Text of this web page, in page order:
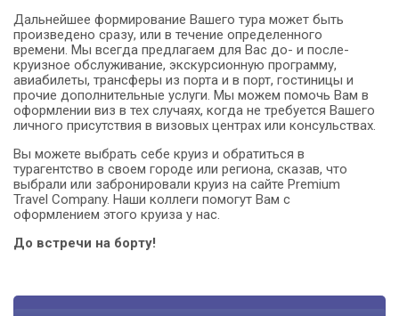
Дальнейшее формирование Вашего тура может быть
произведено сразу, или в течение определенного
времени. Мы всегда предлагаем для Вас до- и после-
круизное обслуживание, экскурсионную программу,
авиабилеты, трансферы из порта и в порт, гостиницы и
прочие дополнительные услуги. Мы можем помочь Вам в
оформлении виз в тех случаях, когда не требуется Вашего
личного присутствия в визовых центрах или консульствах.
Вы можете выбрать себе круиз и обратиться в
турагентство в своем городе или региона, сказав, что
выбрали или забронировали круиз на сайте Premium
Travel Company. Наши коллеги помогут Вам с
оформлением этого круиза у нас.
До встречи на борту!